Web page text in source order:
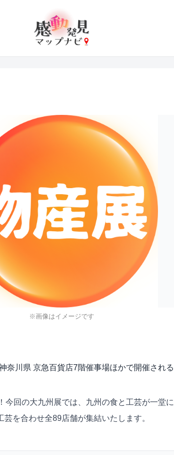
※画像はイメージです
奈川県 京急百貨店7階催事場ほかで開催され
今回の大九州展では、九州の食と工芸が一堂
を合わせ全89店舗が集結いたします。